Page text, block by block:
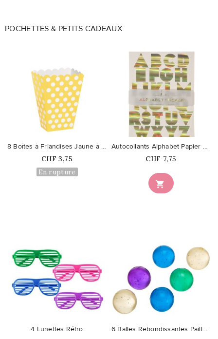
POCHETTES & PETITS CADEAUX
8 Boîtes à Friandises Jaune à Pois
Prix
CHF 3,75
En rupture

Autocollants Alphabet Papier Doré
Prix
CHF 7,75
favorite_border
4 Lunettes Rétro
favorite_border
6 Balles Rebondissantes Paillettes